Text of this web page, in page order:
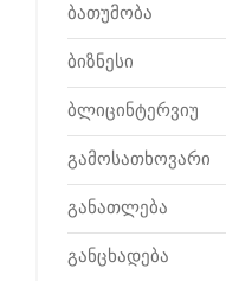
ბათუმობა
ბიზნესი
ბლიცინტერვიუ
გამოსათხოვარი
განათლება
განცხადება